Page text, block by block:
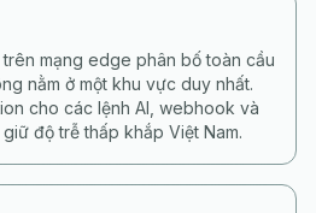
mạng edge phân bố toàn cầu
nằm ở một khu vực duy nhất.
cho các lệnh AI, webhook và
độ trễ thấp khắp Việt Nam.